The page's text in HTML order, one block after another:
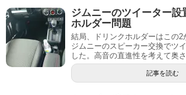
ジムニーのツイーター設
ホルダー問題
結局、ドリンクホルダーはこの2
ジムニーのスピーカー交換でツ
した。高音の直進性を考えて奥
記事を読む